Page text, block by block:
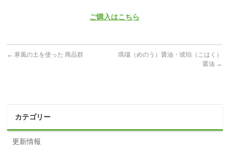
ご購入はこちら
← 寒風の土を使った 商品群
瑪瑙（めのう）醤油・琥珀（こはく）
醤油 →
カテゴリー
更新情報